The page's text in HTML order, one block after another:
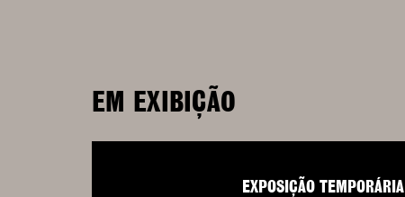
EM EXIBIÇÃO
EXPOSIÇÃO TEMPORÁRIA